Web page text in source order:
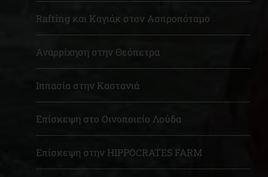
Rafting και Καγιάκ στον Ασπροπόταμο
Αναρρίχηση στην Θεόπετρα
Ιππασία στην Καστανιά
Επίσκεψη στο Οινοποιείο Λούδα
Επίσκεψη στην HIPPOCRATES FARM